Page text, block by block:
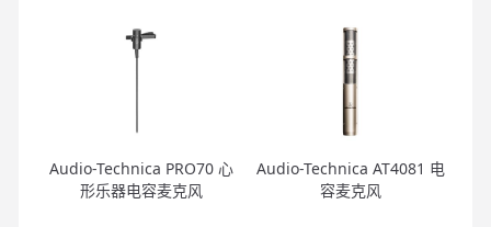
Audio-Technica PRO70 心
形乐器电容麦克风
Audio-Technica AT4081 电
容麦克风